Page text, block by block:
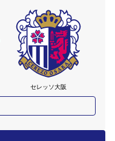
セレッソ大阪